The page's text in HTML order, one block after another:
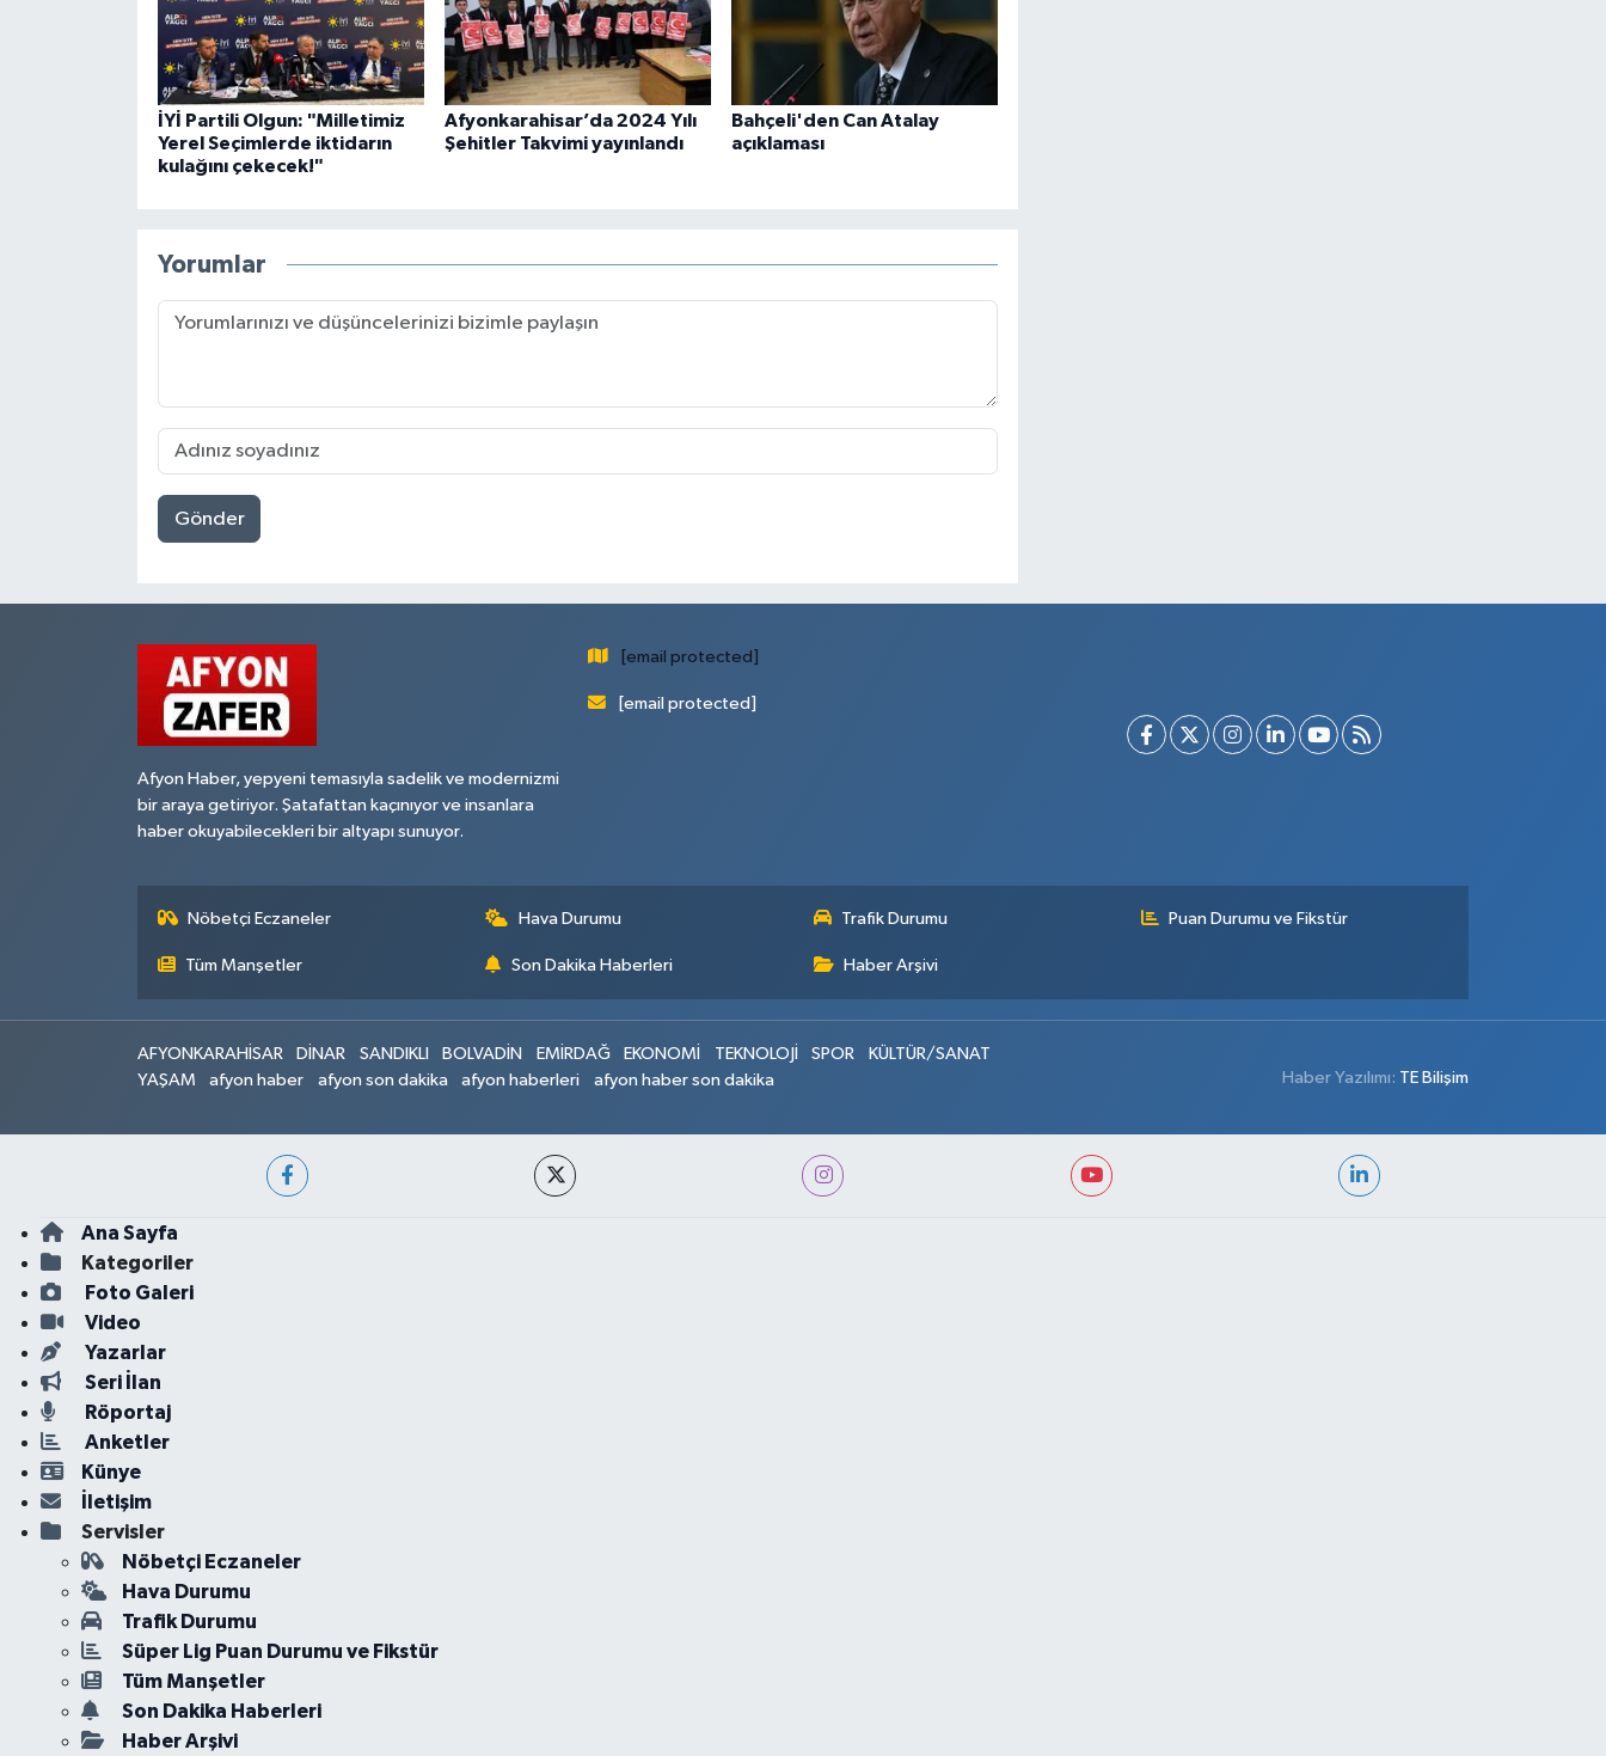
İYİ Partili Olgun: "Milletimiz
Yerel Seçimlerde iktidarın
kulağını çekecek!"
Afyonkarahisar’da 2024 Yılı
Şehitler Takvimi yayınlandı
Bahçeli'den Can Atalay
açıklaması
Yorumlar
Gönder
Afyon Haber, yepyeni temasıyla sadelik ve modernizmi
bir araya getiriyor. Şatafattan kaçınıyor ve insanlara
haber okuyabilecekleri bir altyapı sunuyor.
[email protected]
[email protected]
Nöbetçi Eczaneler Hava Durumu Trafik Durumu Puan Durumu ve Fikstür
Tüm Manşetler Son Dakika Haberleri Haber Arşivi
AFYONKARAHİSAR DİNAR SANDIKLI BOLVADİN EMİRDAĞ EKONOMİ TEKNOLOJİ SPOR
KÜLTÜR/SANAT
YAŞAM
afyon haber afyon son dakika afyon haberleri afyon haber son dakika Haber Yazılımı: TE Bilişim
Ana Sayfa
Kategoriler
Foto Galeri
Video
Yazarlar
Seri İlan
Röportaj
Anketler
Künye
İletişim
Servisler
Nöbetçi Eczaneler
Hava Durumu
Trafik Durumu
Süper Lig Puan Durumu ve Fikstür
Tüm Manşetler
Son Dakika Haberleri
Haber Arşivi